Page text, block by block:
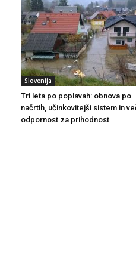
Slovenija
Tri leta po poplavah: obnova po
načrtih, učinkovitejši sistem in
odpornost za prihodnost